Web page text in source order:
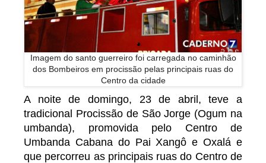
Imagem do santo guerreiro foi carregada no caminhão
dos Bombeiros em procissão pelas principais ruas do
Centro da cidade
A noite de domingo, 23 de abril, teve a
tradicional Procissão de São Jorge (Ogum na
umbanda), promovida pelo Centro de
Umbanda Cabana do Pai Xangô e Oxalá e
que percorreu as principais ruas do Centro de